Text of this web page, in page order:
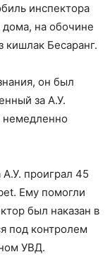
инспектора
на обочине
кишлак Бесаранг.
он был
за А.У.
немедленно
А.У. проиграл 45
Ему помогли
был наказан в
под контролем
УВД.